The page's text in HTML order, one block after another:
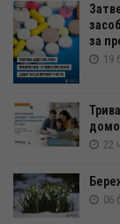
за
19
22
06